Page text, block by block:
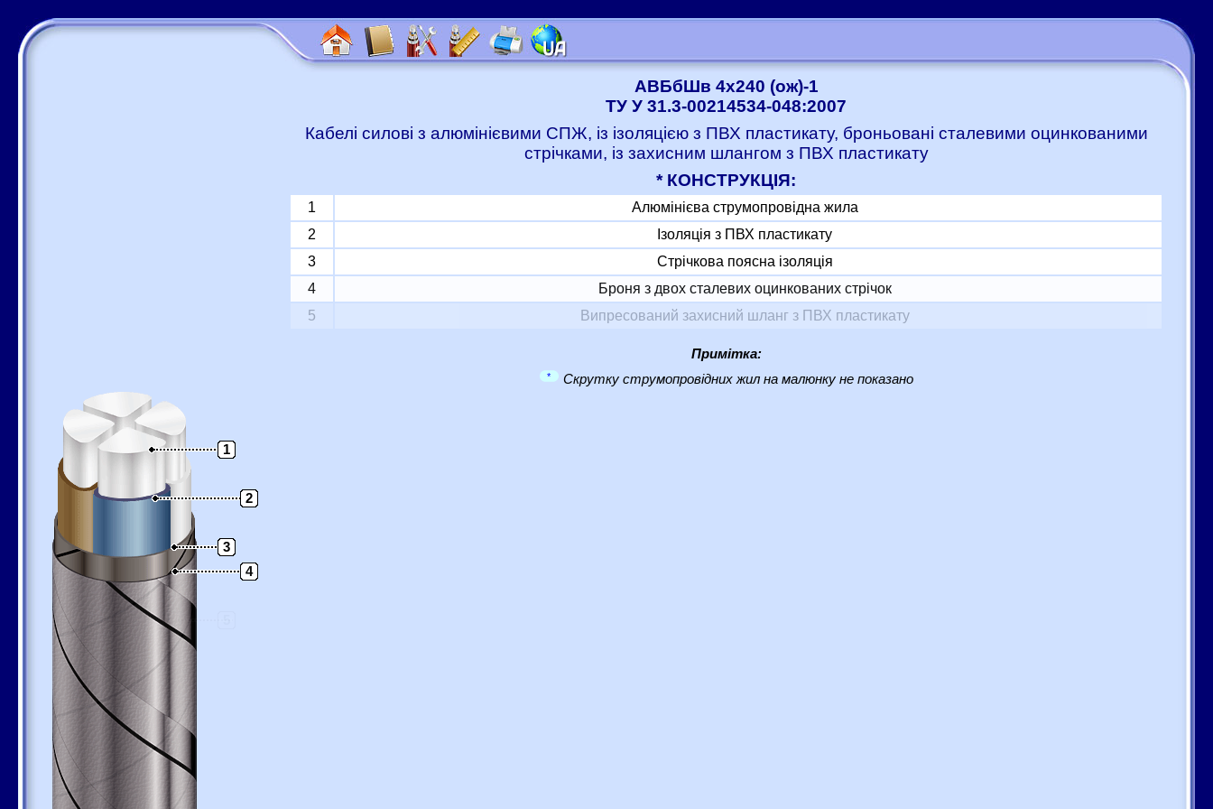
1
2
3
4
АВБбШв 4x240 (ож)-1
ТУ У 31.3-00214534-048:2007
Кабелі силові з алюмінієвими СПЖ, із ізоляцією з ПВХ пластикату, броньовані сталевими оцинкованими
стрічками, із захисним шлангом з ПВХ пластикату
* КОНСТРУКЦІЯ:
1
Алюмінієва струмопровідна жила
2
Ізоляція з ПВХ пластикату
3
Стрічкова поясна ізоляція
4
Броня з двох сталевих оцинкованих стрічок
5
Випресований захисний шланг з ПВХ пластикату
Примітка:
* Скрутку струмопровідних жил на малюнку не показано